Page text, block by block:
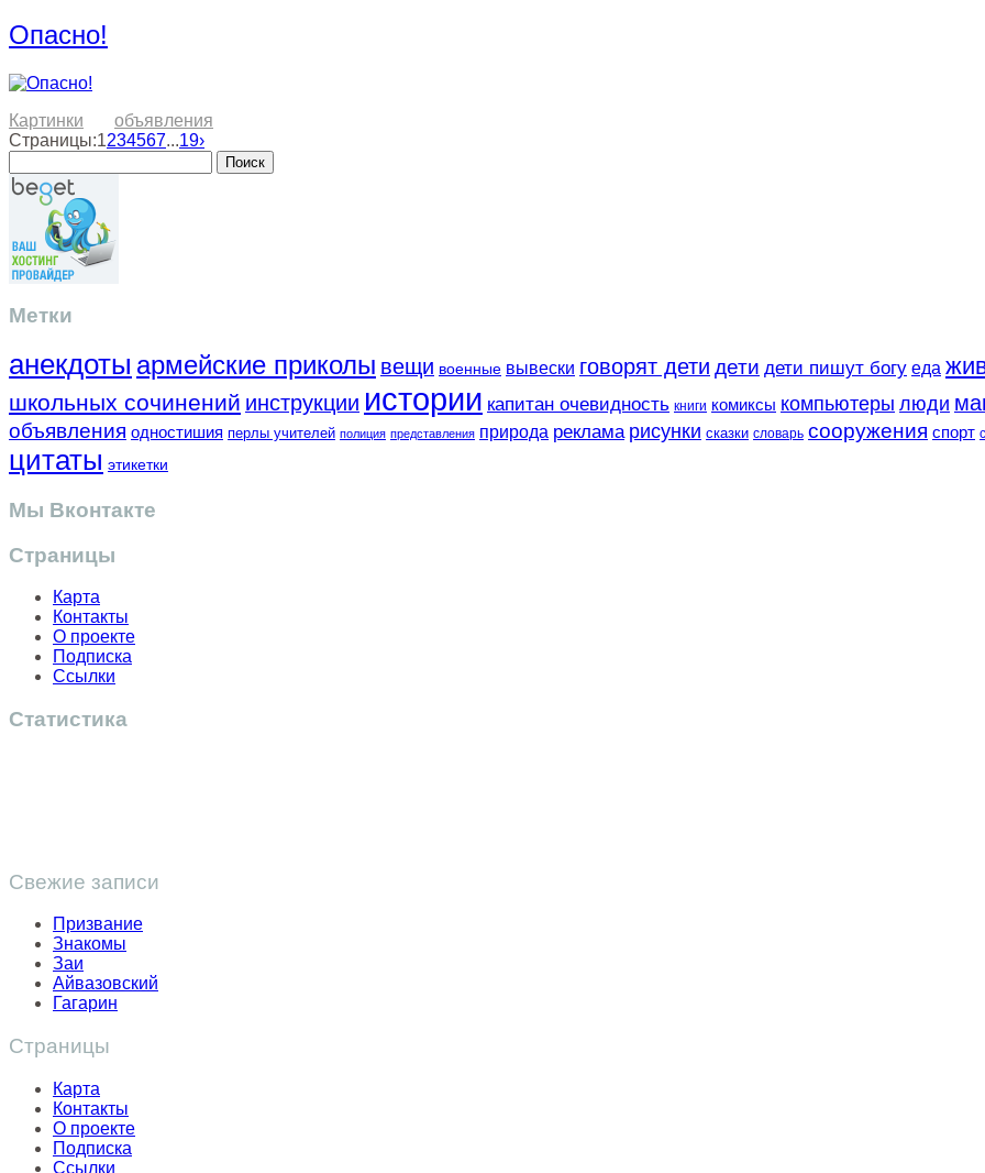
Опасно!
Картинки
объявления
Страницы:1234567...19›
Метки
анекдоты армейские приколы вещи военные вывески говорят дети дети дети пишут богу еда
школьных сочинений инструкции истории капитан очевидность книги комиксы компьютеры люди
объявления одностишия перлы учителей полиция представления природа реклама рисунки сказки словарь сооружения спорт
цитаты этикетки
Мы Вконтакте
Страницы
Карта
Контакты
О проекте
Подписка
Ссылки
Статистика
Свежие записи
Призвание
Знакомы
Заи
Айвазовский
Гагарин
Страницы
Карта
Контакты
О проекте
Подписка
Ссылки